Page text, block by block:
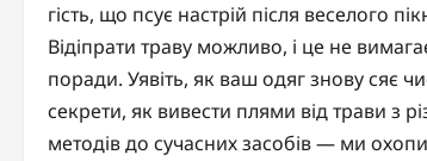
гість, що псує настрій після веселого
Відіпрати траву можливо, і це не
поради. Уявіть, як ваш одяг знову сяє
секрети, як вивести плями від трави з
методів до сучасних засобів — ми